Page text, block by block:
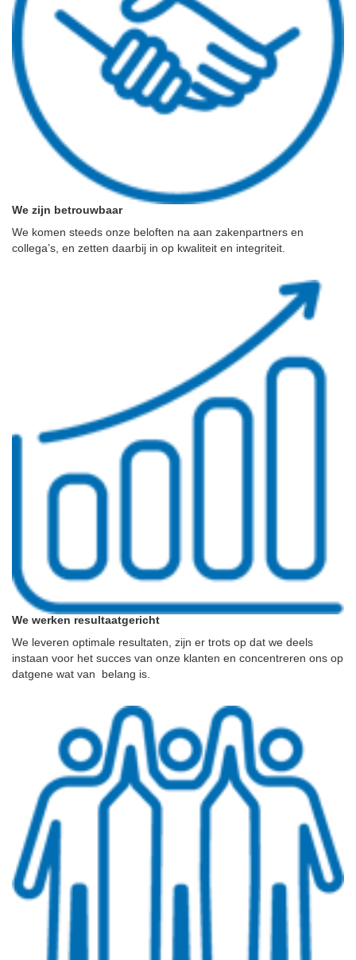
We zijn betrouwbaar
We komen steeds onze beloften na aan zakenpartners en
collega’s, en zetten daarbij in op kwaliteit en integriteit.
We werken resultaatgericht
We leveren optimale resultaten, zijn er trots op dat we deels
instaan voor het succes van onze klanten en concentreren ons op
datgene wat van belang is.